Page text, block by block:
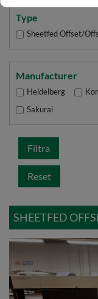
Type
Sheetfed Offset/
Manufacturer
Heidelberg
Sakurai
Filtra
Reset
SHEETFED